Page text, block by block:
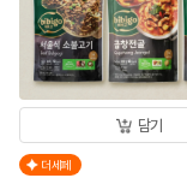
담기
더세페